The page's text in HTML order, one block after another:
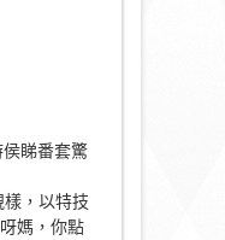
睇番套驚
，以特技
媽，你點